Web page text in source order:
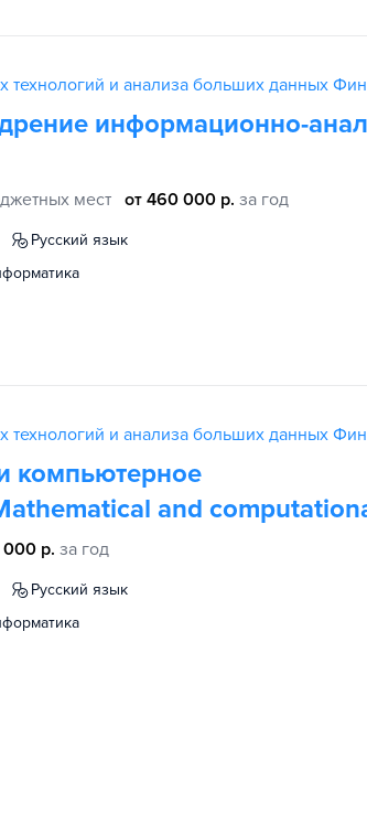
технологий и анализа больших данных
информационно-
мест от 460 000 р. за год
русский язык
технологий и анализа больших данных
компьютерное
and
р. за год
русский язык